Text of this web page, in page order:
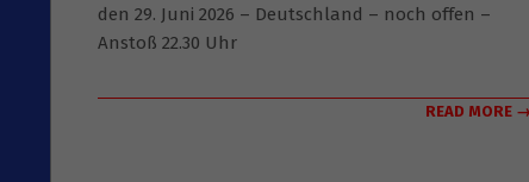
den 29. Juni 2026 – Deutschland – noch offen –
Anstoß 22.30 Uhr
READ MORE →